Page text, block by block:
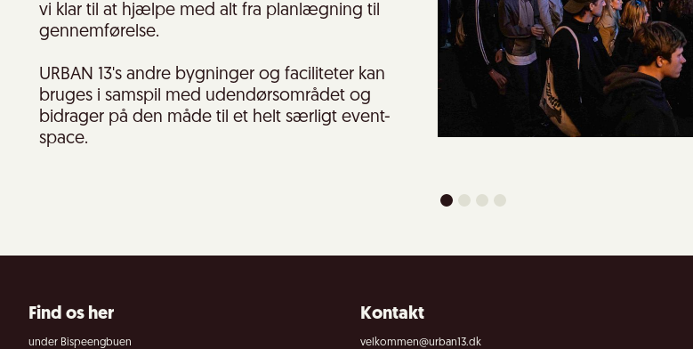
vi klar til at hjælpe med alt fra planlægning til
gennemførelse.
URBAN 13's andre bygninger og faciliteter kan
bruges i samspil med udendørsområdet og
bidrager på den måde til et helt særligt event-
space.
Find os her
under Bispeengbuen
Kontakt
velkommen@urban13.dk